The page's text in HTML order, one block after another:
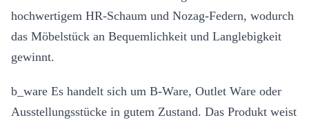
hochwertigem HR-Schaum und Nozag-Federn, wodurch
das Möbelstück an Bequemlichkeit und Langlebigkeit
gewinnt.
b_ware Es handelt sich um B-Ware, Outlet Ware oder
Ausstellungsstücke in gutem Zustand. Das Produkt weist